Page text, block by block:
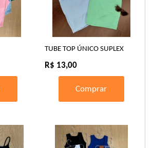
TUBE TOP ÚNICO SUPLEX
R$ 13,00
Comprar